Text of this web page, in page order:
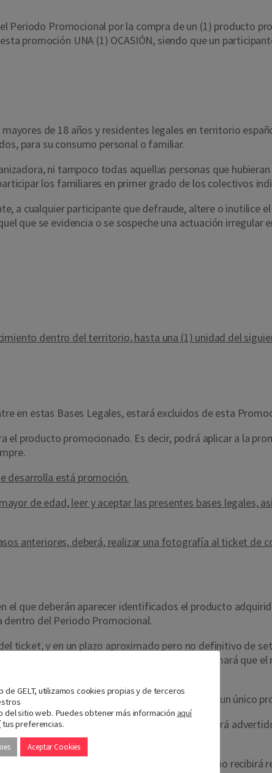
Periodo Promocional por la compra de un (1) producto
promoción UNA (1) OCASIÓN, siendo que un
de 18 años y residentes legales en territorio
para su consumo personal o familiar.
ni tampoco todas aquellas personas que
los familiares en primer grado de los colectivos
a cualquier participante que defraude, altere o inutilice
que se evidencia o se sospeche una actuación irregular
dentro del territorio, hasta una (1) unidad del
en estas Bases Legales, estará excluidos de esta
el producto promocionado. Es decir, podrá aplicar a la
desarrolla está promoción.
de edad, leer y aceptar las presentes bases legales,
anteriores, deberá, realizar una fotografía al ticket de
el que deberán aparecer identificados el producto
dentro del Periodo Promocional.
ticket, y en un plazo aproximado pero no definitivo de
electrónico al usuario en el que se le confirmará que
el participante.
promoción, se realizará el reembolso de un único
requisitos antes determinados, éste hecho será
quedará expulsado de la promoción y no recibirá
de GELT, utilizamos cookies propias y de terceros
del sitio web. Puedes obtener más información aquí
tus preferencias.
Aceptar Cookies